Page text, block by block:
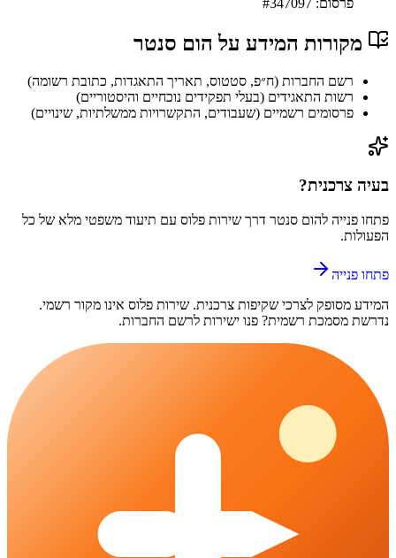
פרסום: # 347097
מקורות המידע על הום סנטר
רשם החברות (ח״פ, סטטוס, תאריך התאגדות, כתובת רשומה)
רשות התאגידים (בעלי תפקידים נוכחיים והיסטוריים)
פרסומים רשמיים (שעבודים, התקשרויות ממשלתיות, שינויים)
בעיה צרכנית?
פתחו פנייה להום סנטר דרך שירות פלוס עם תיעוד משפטי מלא של כל
הפעולות.
פתחו פנייה
המידע מסופק לצרכי שקיפות צרכנית. שירות פלוס אינו מקור רשמי.
נדרשת מסמכת רשמית? פנו ישירות לרשם החברות.